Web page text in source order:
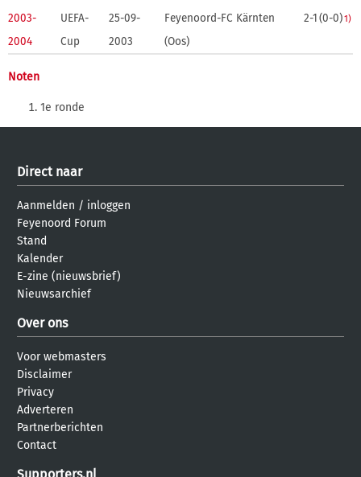
2003-
2004
UEFA-
Cup
25-09-
2003
Feyenoord-FC Kärnten
(Oos)
2-1(0-0)1)
Noten
1e ronde
Direct naar
Aanmelden / inloggen
Feyenoord Forum
Stand
Kalender
E-zine (nieuwsbrief)
Nieuwsarchief
Over ons
Voor webmasters
Disclaimer
Privacy
Adverteren
Partnerberichten
Contact